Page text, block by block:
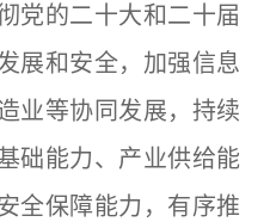
党的二十大和二十届
展和安全，加强信息
业等协同发展，持续
础能力、产业供给能
全保障能力，有序推